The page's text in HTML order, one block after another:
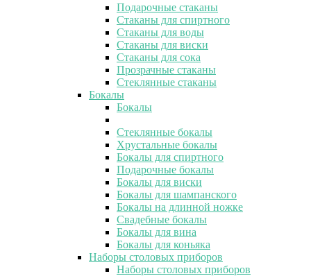
Подарочные стаканы
Стаканы для спиртного
Стаканы для воды
Стаканы для виски
Стаканы для сока
Прозрачные стаканы
Стеклянные стаканы
Бокалы
Бокалы
Стеклянные бокалы
Хрустальные бокалы
Бокалы для спиртного
Подарочные бокалы
Бокалы для виски
Бокалы для шампанского
Бокалы на длинной ножке
Свадебные бокалы
Бокалы для вина
Бокалы для коньяка
Наборы столовых приборов
Наборы столовых приборов